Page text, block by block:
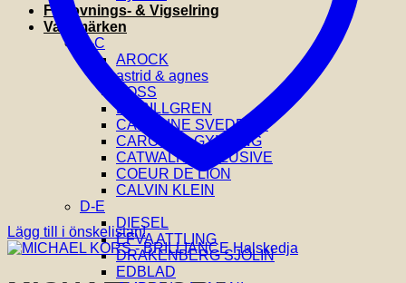
Förlovnings- & Vigselring
Varumärken
A-C
AROCK
astrid & agnes
BOSS
BY BILLGREN
CAROLINE SVEDBOM
CAROLINA GYNNING
CATWALK EXCLUSIVE
COEUR DE LION
CALVIN KLEIN
D-E
DIESEL
EFVA ATTLING
DRAKENBERG SJÖLIN
EDBLAD
Lägg till i önskelistan!